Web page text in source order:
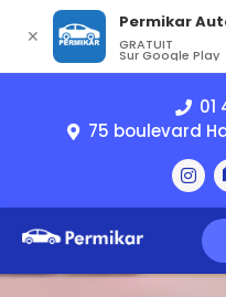
01
75 boulevard
✕
Permikar
GRATUIT
Sur Google Play